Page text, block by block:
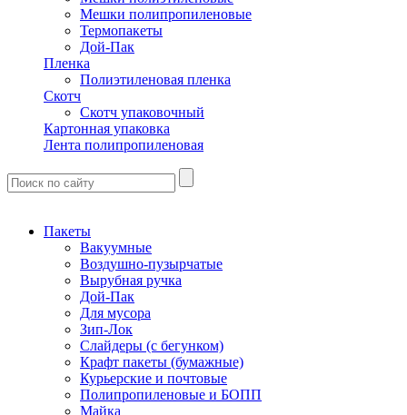
Мешки полипропиленовые
Термопакеты
Дой-Пак
Пленка
Полиэтиленовая пленка
Скотч
Скотч упаковочный
Картонная упаковка
Лента полипропиленовая
Пакеты
Вакуумные
Воздушно-пузырчатые
Вырубная ручка
Дой-Пак
Для мусора
Зип-Лок
Слайдеры (с бегунком)
Крафт пакеты (бумажные)
Курьерские и почтовые
Полипропиленовые и БОПП
Майка